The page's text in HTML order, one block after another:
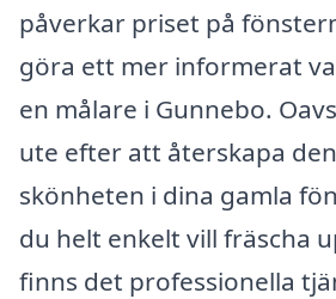
påverkar priset på
göra ett mer informerat
en målare i Gunnebo.
ute efter att återskapa
skönheten i dina gamla
du helt enkelt vill fräscha
finns det professionella